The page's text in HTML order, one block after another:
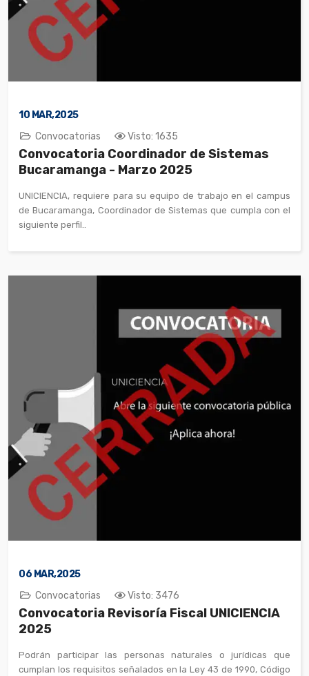
10 MAR,2025
Convocatorias
Visto: 1635
Convocatoria Coordinador de Sistemas
Bucaramanga - Marzo 2025
UNICIENCIA, requiere para su equipo de trabajo en el campus
de Bucaramanga, Coordinador de Sistemas que cumpla con el
siguiente perfil..
06 MAR,2025
Convocatorias
Visto: 3476
Convocatoria Revisoría Fiscal UNICIENCIA
2025
Podrán participar las personas naturales o jurídicas que
cumplan los requisitos señalados en la Ley 43 de 1990, Código